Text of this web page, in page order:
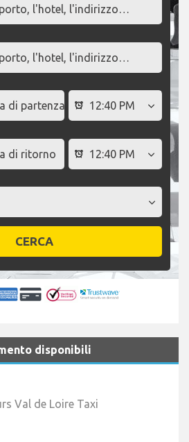
CERCA
disponibili
Val de Loire Taxi